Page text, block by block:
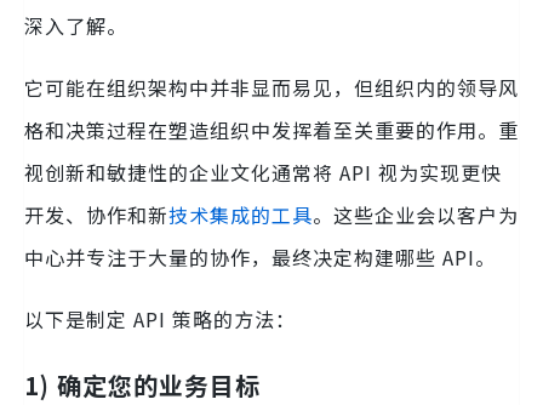
深入了解。
它可能在组织架构中并非显而易见，但组织内的领导风
格和决策过程在塑造组织中发挥着至关重要的作用。重
视创新和敏捷性的企业文化通常将 API 视为实现更快
开发、协作和新技术集成的工具。这些企业会以客户为
中心并专注于大量的协作，最终决定构建哪些 API。
以下是制定 API 策略的方法：
1) 确定您的业务目标